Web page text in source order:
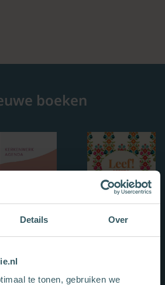
Details Over
te tonen, gebruiken we
boeken